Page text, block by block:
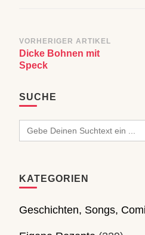
VORHERIGER ARTIKEL
Dicke Bohnen mit
Speck
SUCHE
Search
for:
KATEGORIEN
Geschichten, Songs,